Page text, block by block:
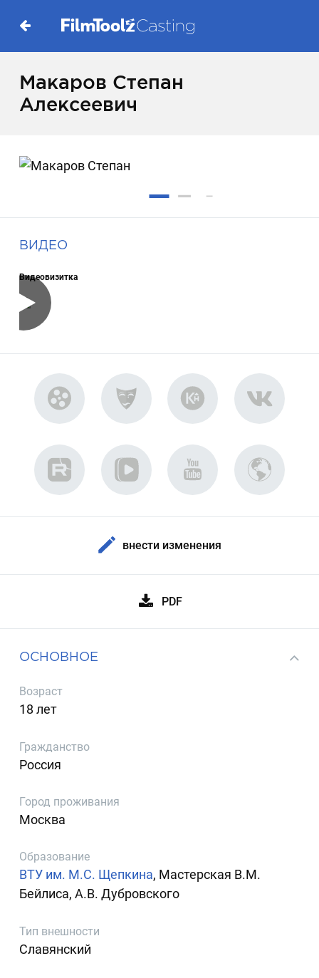
Макаров Степан
Алексеевич
ВИДЕО
Видеовизитка
внести изменения
PDF
ОСНОВНОЕ
Возраст
18 лет
Гражданство
Россия
Город проживания
Москва
Образование
ВТУ им. М.С. Щепкина, Мастерская В.М.
Бейлиса, А.В. Дубровского
Тип внешности
Славянский